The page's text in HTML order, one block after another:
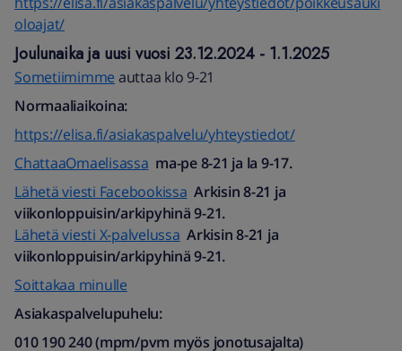
oloajat/
Joulunaika ja uusi vuosi 23.12.2024 - 1.1.2025
Sometiimimme auttaa klo 9-21
Normaaliaikoina:
https://elisa.fi/asiakaspalvelu/yhteystiedot/
ChattaaOmaelisassa ma-pe 8-21 ja la 9-17.
Lähetä viesti Facebookissa Arkisin 8-21 ja
viikonloppuisin/arkipyhinä 9-21.
Lähetä viesti X-palvelussa Arkisin 8-21 ja
viikonloppuisin/arkipyhinä 9-21.
Soittakaa minulle
Asiakaspalvelupuhelu:
010 190 240 (mpm/pvm myös jonotusajalta)​